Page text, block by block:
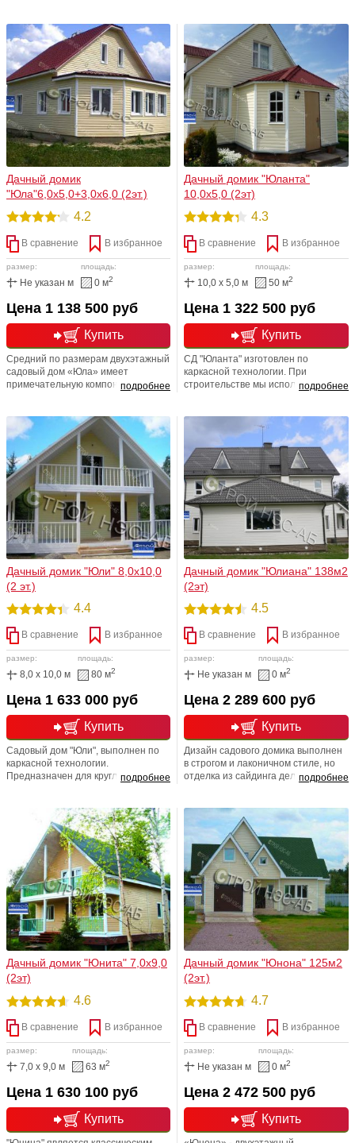
несколько функциональных зон.
Места в «Эсмеральде» хватит для
места отдыха и для хозяйственных
помещений, и для санузла.
конструкторской и дизайнерской
мысли. Внутренняя планировка
может быть изменена в
соответствии с пожеланиями
клиента.
Дачный домик
"Юла"6,0х5,0+3,0х6,0 (2эт.)
4.2
В сравнение В избранное
размер:
Не указан м
площадь:
0 м2
Купить
Цена 1 138 500 руб
подробнее
Средний по размерам двухэтажный
садовый дом «Юла» имеет
примечательную компоновку- в нем
комнат. Одну из них можно
использовать как для хранения
сельхозинвентаря, так и для
обустройства санузла.
Дачный домик "Юланта"
10,0х5,0 (2эт)
4.3
В сравнение В избранное
размер:
10,0 x 5,0 м
площадь:
50 м2
Купить
Цена 1 322 500 руб
подробнее
СД "Юланта" изготовлен по
каркасной технологии. При
строительстве мы использует
Дачный домик "Юли" 8,0х10,0
(2 эт.)
4.4
В сравнение В избранное
размер:
8,0 x 10,0 м
площадь:
80 м2
Купить
Цена 1 633 000 руб
подробнее
Садовый дом "Юли", выполнен по
каркасной технологии.
Предназначен для круглогодичного
яркую индивидуальность, харизму и
стильный и максимально удобный
образ. Возможна любая
перепланировка
Дачный домик "Юлиана" 138м2
(2эт)
4.5
В сравнение В избранное
размер:
Не указан м
площадь:
0 м2
Купить
Цена 2 289 600 руб
подробнее
Дизайн садового домика выполнен
в строгом и лаконичном стиле, но
отделка из сайдинга делает его
менять цветовую гамму открывает
широкий простор для дизайнерских
экспериментов. Вы также можете
выбрать отделку из: блок-хауса
(дерев./метал) и имитации под брус.
Дачный домик "Юнита" 7,0х9,0
(2эт)
4.6
В сравнение В избранное
размер:
7,0 x 9,0 м
площадь:
63 м2
Купить
Цена 1 630 100 руб
Дачный домик "Юнона" 125м2
(2эт.)
4.7
В сравнение В избранное
размер:
Не указан м
площадь:
0 м2
Купить
Цена 2 472 500 руб